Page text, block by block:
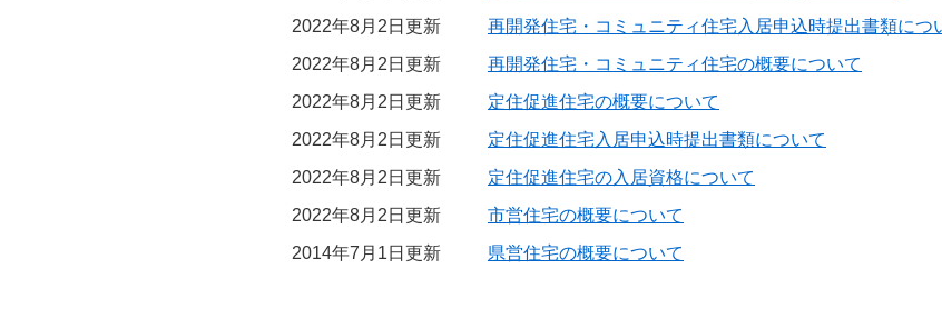
2022年8月2日更新
再開発住宅・コミュニティ住宅入居申込時提出書類につ
2022年8月2日更新
再開発住宅・コミュニティ住宅の概要について
2022年8月2日更新
定住促進住宅の概要について
2022年8月2日更新
定住促進住宅入居申込時提出書類について
2022年8月2日更新
定住促進住宅の入居資格について
2022年8月2日更新
市営住宅の概要について
2014年7月1日更新
県営住宅の概要について